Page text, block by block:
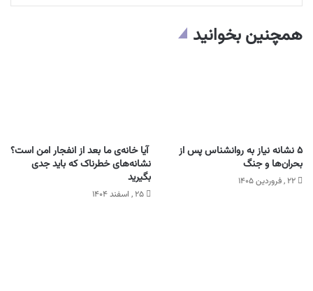
همچنین بخوانید
۵ نشانه نیاز به روانشناس پس از
بحران‌ها و جنگ
۲۲ , فروردین ۱۴۰۵
آیا خانه‌ی ما بعد از انفجار امن است؟
نشانه‌های خطرناک که باید جدی
بگیرید
۲۵ , اسفند ۱۴۰۴